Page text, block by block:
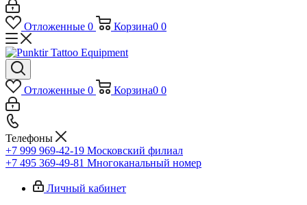
Отложенные 0 Корзина0 0
Отложенные 0 Корзина0 0
Телефоны
+7 999 969-42-19 Московский филиал
+7 495 369-49-81 Многоканальный номер
Личный кабинет